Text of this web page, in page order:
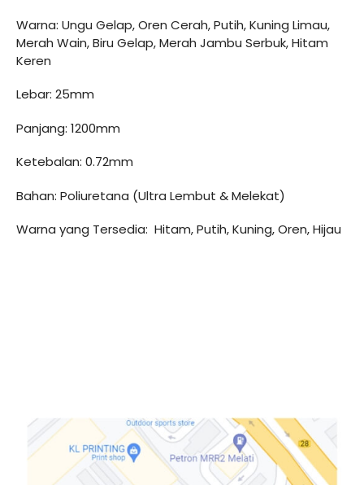
Warna: Ungu Gelap, Oren Cerah, Putih, Kuning Limau,
Merah Wain, Biru Gelap, Merah Jambu Serbuk, Hitam
Keren
Lebar: 25mm
Panjang: 1200mm
Ketebalan: 0.72mm
Bahan: Poliuretana (Ultra Lembut & Melekat)
Warna yang Tersedia: Hitam, Putih, Kuning, Oren, Hijau